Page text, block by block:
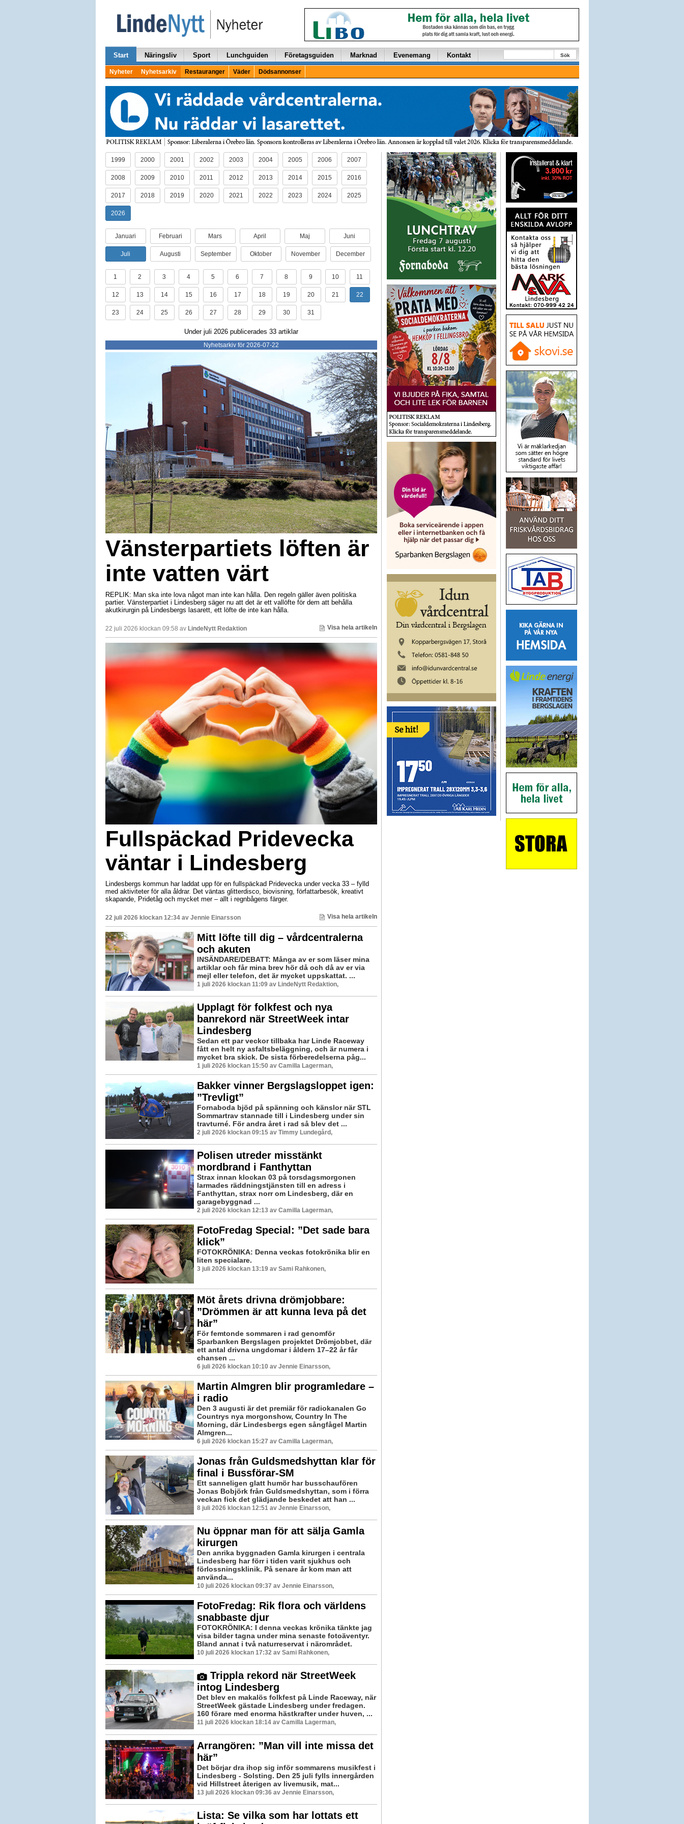
Start Näringsliv Sport Lunchguiden Företagsguiden Marknad Evenemang Kontakt Sök
Nyheter Nyhetsarkiv Restauranger Väder Dödsannonser
1999 2000 2001 2002 2003 2004 2005 2006 2007
2008 2009 2010 2011 2012 2013 2014 2015 2016
2017 2018 2019 2020 2021 2022 2023 2024 2025
2026
Januari Februari Mars April Maj Juni
Juli Augusti September Oktober November December
1 2 3 4 5 6 7 8 9 10 11
12 13 14 15 16 17 18 19 20 21 22
23 24 25 26 27 28 29 30 31
Under juli 2026 publicerades 33 artiklar
Nyhetsarkiv för 2026-07-22
Vänsterpartiets löften är
inte vatten värt
REPLIK: Man ska inte lova något man inte kan hålla. Den regeln gäller även politiska
partier. Vänsterpartiet i Lindesberg säger nu att det är ett vallöfte för dem att behålla
akutkirurgin på Lindesbergs lasarett, ett löfte de inte kan hålla.
22 juli 2026 klockan 09:58 av LindeNytt Redaktion Visa hela artikeln
Fullspäckad Pridevecka
väntar i Lindesberg
Lindesbergs kommun har laddat upp för en fullspäckad Pridevecka under vecka 33 – fylld
med aktiviteter för alla åldrar. Det väntas glitterdisco, biovisning, författarbesök, kreativt
skapande, Pridetåg och mycket mer – allt i regnbågens färger.
22 juli 2026 klockan 12:34 av Jennie Einarsson Visa hela artikeln
Mitt löfte till dig – vårdcentralerna
och akuten
INSÄNDARE/DEBATT: Många av er som läser mina
artiklar och får mina brev hör då och då av er via
mejl eller telefon, det är mycket uppskattat. ...
1 juli 2026 klockan 11:09 av LindeNytt Redaktion,
Upplagt för folkfest och nya
banrekord när StreetWeek intar
Lindesberg
Sedan ett par veckor tillbaka har Linde Raceway
fått en helt ny asfaltsbeläggning, och är numera i
mycket bra skick. De sista förberedelserna påg...
1 juli 2026 klockan 15:50 av Camilla Lagerman,
Bakker vinner Bergslagsloppet igen:
”Trevligt”
Fornaboda bjöd på spänning och känslor när STL
Sommartrav stannade till i Lindesberg under sin
travturné. För andra året i rad så blev det ...
2 juli 2026 klockan 09:15 av Timmy Lundegård,
Polisen utreder misstänkt
mordbrand i Fanthyttan
Strax innan klockan 03 på torsdagsmorgonen
larmades räddningstjänsten till en adress i
Fanthyttan, strax norr om Lindesberg, där en
garagebyggnad ...
2 juli 2026 klockan 12:13 av Camilla Lagerman,
FotoFredag Special: ”Det sade bara
klick”
FOTOKRÖNIKA: Denna veckas fotokrönika blir en
liten specialare.
3 juli 2026 klockan 13:19 av Sami Rahkonen,
Möt årets drivna drömjobbare:
”Drömmen är att kunna leva på det
här”
För femtonde sommaren i rad genomför
Sparbanken Bergslagen projektet Drömjobbet, där
ett antal drivna ungdomar i åldern 17–22 år får
chansen ...
6 juli 2026 klockan 10:10 av Jennie Einarsson,
Martin Almgren blir programledare –
i radio
Den 3 augusti är det premiär för radiokanalen Go
Countrys nya morgonshow, Country In The
Morning, där Lindesbergs egen sångfågel Martin
Almgren...
6 juli 2026 klockan 15:27 av Camilla Lagerman,
Jonas från Guldsmedshyttan klar för
final i Bussförar-SM
Ett sanneligen glatt humör har busschaufören
Jonas Bobjörk från Guldsmedshyttan, som i förra
veckan fick det glädjande beskedet att han ...
8 juli 2026 klockan 12:51 av Jennie Einarsson,
Nu öppnar man för att sälja Gamla
kirurgen
Den anrika byggnaden Gamla kirurgen i centrala
Lindesberg har förr i tiden varit sjukhus och
förlossningsklinik. På senare år kom man att
använda...
10 juli 2026 klockan 09:37 av Jennie Einarsson,
FotoFredag: Rik flora och världens
snabbaste djur
FOTOKRÖNIKA: I denna veckas krönika tänkte jag
visa bilder tagna under mina senaste fotoäventyr.
Bland annat i två naturreservat i närområdet.
10 juli 2026 klockan 17:32 av Sami Rahkonen,
Trippla rekord när StreetWeek
intog Lindesberg
Det blev en makalös folkfest på Linde Raceway, när
StreetWeek gästade Lindesberg under fredagen.
160 förare med enorma hästkrafter under huven, ...
11 juli 2026 klockan 18:14 av Camilla Lagerman,
Arrangören: ”Man vill inte missa det
här”
Det börjar dra ihop sig inför sommarens musikfest i
Lindesberg - Solsting. Den 25 juli fylls innergården
vid Hillstreet återigen av livemusik, mat...
13 juli 2026 klockan 09:36 av Jennie Einarsson,
Lista: Se vilka som har lottats ett